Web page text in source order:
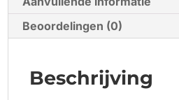
Beoordelingen (0)
Beschrijving